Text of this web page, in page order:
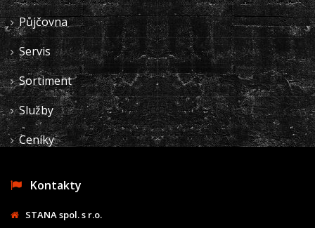
Půjčovna
Servis
Sortiment
Služby
Ceníky
Kontakty
STANA spol. s r.o.